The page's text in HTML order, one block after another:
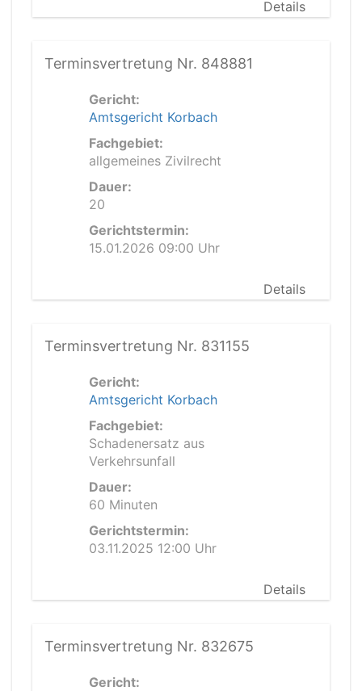
Details
Terminsvertretung Nr. 848881
Gericht:
Amtsgericht Korbach
Fachgebiet:
allgemeines Zivilrecht
Dauer:
20
Gerichtstermin:
15.01.2026 09:00 Uhr
Details
Terminsvertretung Nr. 831155
Gericht:
Amtsgericht Korbach
Fachgebiet:
Schadenersatz aus
Verkehrsunfall
Dauer:
60 Minuten
Gerichtstermin:
03.11.2025 12:00 Uhr
Details
Terminsvertretung Nr. 832675
Gericht: